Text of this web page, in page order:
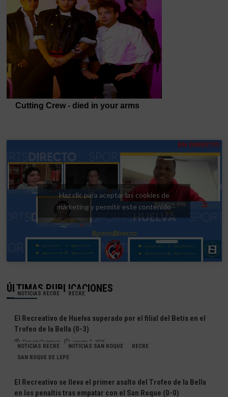
Haz clic para aceptar las cookies de
márketing y permitir este contenido
ÚLTIMAS PUBLICACIONES
NOTICIAS RECRE RECRE
El Recreativo de Huelva superado por el filial del Betis en el
Trofeo de la Bella (0-3)
Deivid Quintero agosto 7, 2026
NOTICIAS RECRE NOTICIAS SAN ROQUE
RECRE
SAN ROQUE DE LEPE
El Recreativo se lleva el primer asalto del Trofeo de la Bella
en los penaltis tras empatar con el San Roque (0-0)